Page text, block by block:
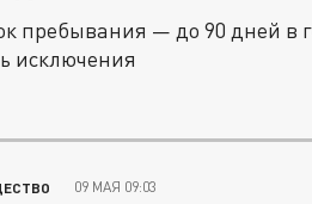
пребывания — до 90 дней в
исключения
09 МАЯ 09:03